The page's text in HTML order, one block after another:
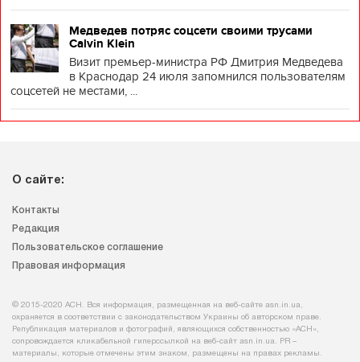
Медведев потряс соцсети своими трусами
Calvin Klein
Визит премьер-министра РФ Дмитрия Медведева
в Краснодар 24 июля запомнился пользователям
соцсетей не местами, ...
О сайте:
Контакты
Редакция
Пользовательское соглашение
Правовая информация
© 2015-2020 АСН. Вся информация, размещенная на веб-сайте asn.in.ua,
охраняется в соответствии с законодательством Украины об авторском праве.
Републикация материалов и фотографий, являющихся собственностью «АСН»,
сопровождается кликабельной гиперссылкой на веб-сайт asn.іn.ua. PR –
материалы, которые отмечены этим знаком, размещены на правах рекламы.